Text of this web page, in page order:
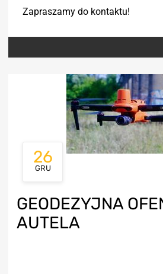
Zapraszamy do kontaktu!
26
GRU
GEODEZYJNA
AUTELA